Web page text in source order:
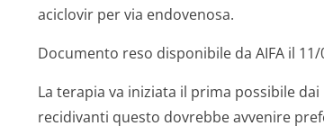
aciclovir per via endovenosa.
Documento reso disponibile da AIFA il 11/
La terapia va iniziata il prima possibile
recidivanti questo dovrebbe avvenire